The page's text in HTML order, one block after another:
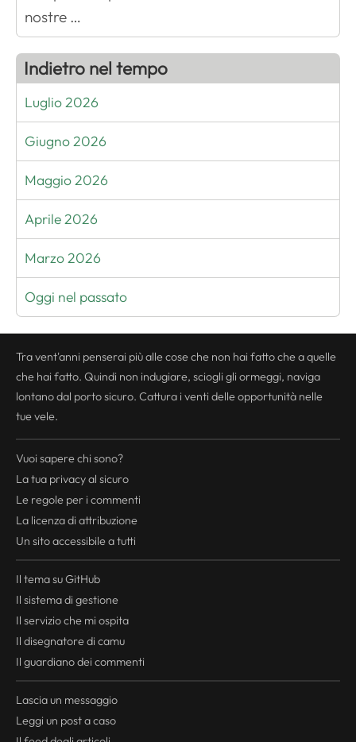
nostre …
Indietro nel tempo
Luglio 2026
Giugno 2026
Maggio 2026
Aprile 2026
Marzo 2026
Oggi nel passato
Tra vent'anni penserai più alle cose che non hai fatto che a quelle
che hai fatto. Quindi non indugiare, sciogli gli ormeggi, naviga
lontano dal porto sicuro. Cattura i venti delle opportunità nelle
tue vele.
Vuoi sapere chi sono?
La tua privacyal sicuro
Le regole per i commenti
La licenza di attribuzione
Un sito accessibile a tutti
Il tema su GitHub
Il sistema di gestione
Il servizio che mi ospita
Il disegnatore di camu
Il guardiano dei commenti
Lascia un messaggio
Leggi un post a caso